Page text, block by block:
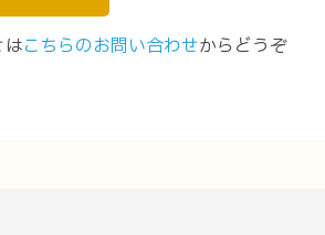
はこちらのお問い合わせからどうぞ